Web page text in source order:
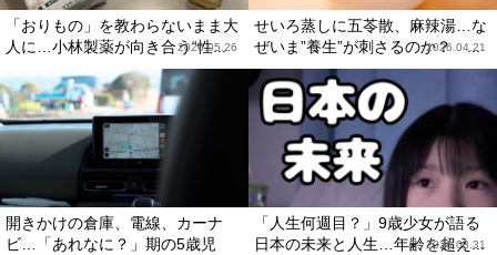
「おりもの」を教わらないまま大
人に…小林製薬が向き合う“性...
2026.05.26
せいろ蒸しに五苓散、麻辣湯…な
ぜいま”養生”が刺さるのか？ ...
2026.04.21
開きかけの倉庫、電線、カーナ
ビ…「あれなに？」期の5歳児
「人生何週目？」9歳少女が語る
日本の未来と人生…年齢を超え...
2026.03.31